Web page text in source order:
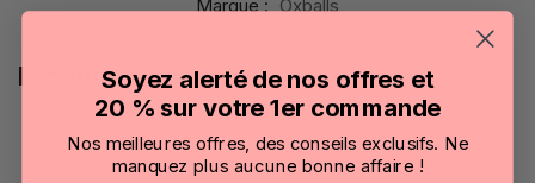
Marque : Oxballs
Produits similaires
Soyez alerté de nos offres et
20 % sur votre 1er commande
Nos meilleures offres, des conseils exclusifs. Ne
manquez plus aucune bonne affaire !